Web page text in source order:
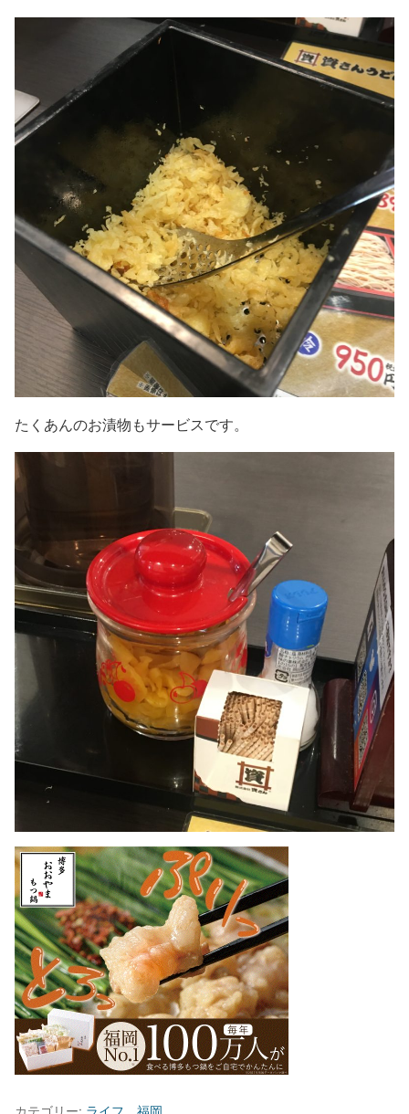
たくあんのお漬物もサービスです。
カテゴリー: ライフ 福岡